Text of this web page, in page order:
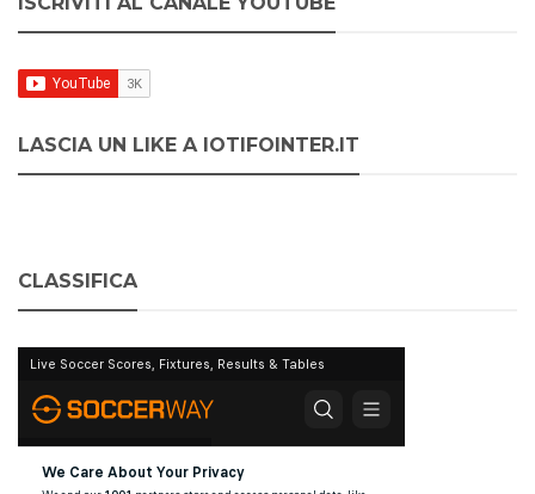
LASCIA UN LIKE A IOTIFOINTER.IT
CLASSIFICA